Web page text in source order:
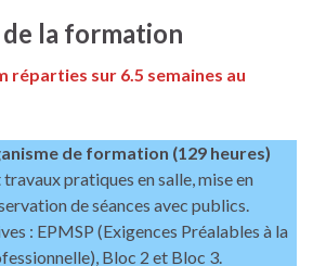
la formation
réparties sur 6.5 semaines au
de formation (129 heures)
pratiques en salle, mise en
de séances avec publics.
: EPMSP (Exigences Préalables à la
Bloc 2 et Bloc 3.